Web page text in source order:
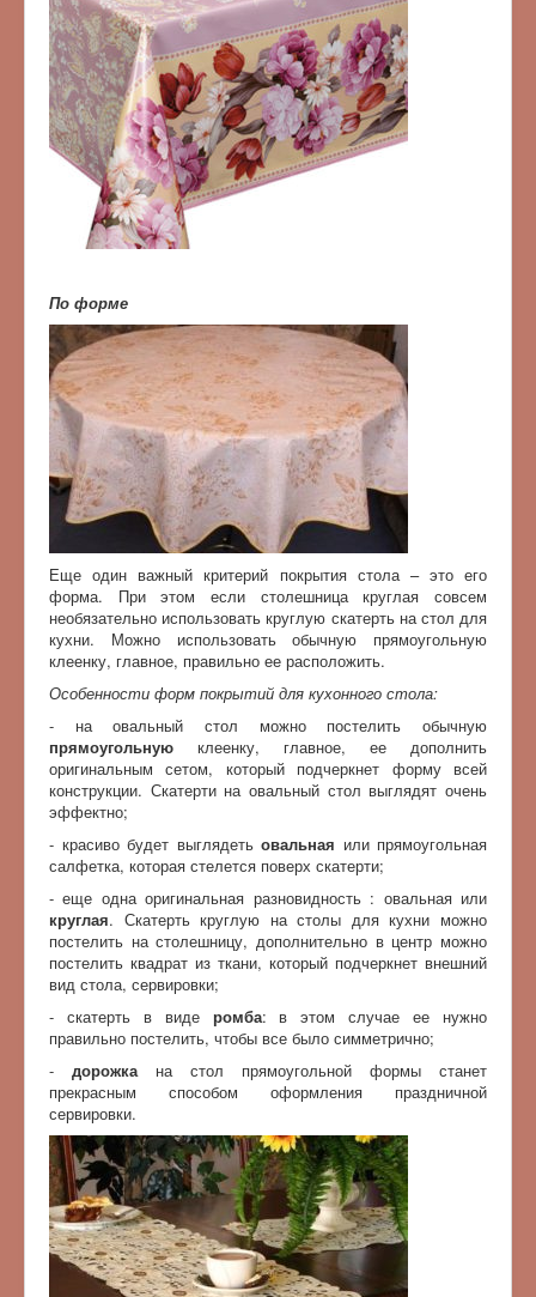
По форме
Еще один важный критерий покрытия стола – это его
форма. При этом если столешница круглая совсем
необязательно использовать круглую скатерть на стол для
кухни. Можно использовать обычную прямоугольную
клеенку, главное, правильно ее расположить.
Особенности форм покрытий для кухонного стола:
- на овальный стол можно постелить обычную
прямоугольную клеенку, главное, ее дополнить
оригинальным сетом, который подчеркнет форму всей
конструкции. Скатерти на овальный стол выглядят очень
эффектно;
- красиво будет выглядеть овальная или прямоугольная
салфетка, которая стелется поверх скатерти;
- еще одна оригинальная разновидность : овальная или
круглая. Скатерть круглую на столы для кухни можно
постелить на столешницу, дополнительно в центр можно
постелить квадрат из ткани, который подчеркнет внешний
вид стола, сервировки;
- скатерть в виде ромба: в этом случае ее нужно
правильно постелить, чтобы все было симметрично;
- дорожкана стол прямоугольной формы станет
прекрасным способом оформления праздничной
сервировки.